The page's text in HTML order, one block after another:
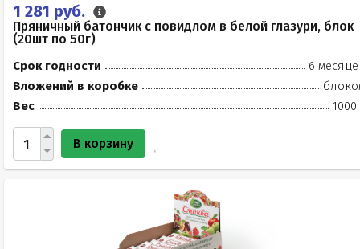
1 281 руб.
Пряничный батончик с повидлом в белой глазури, блок
(20шт по 50г)
Срок годности
6
Вложений в коробке
Вес
1000
В корзину